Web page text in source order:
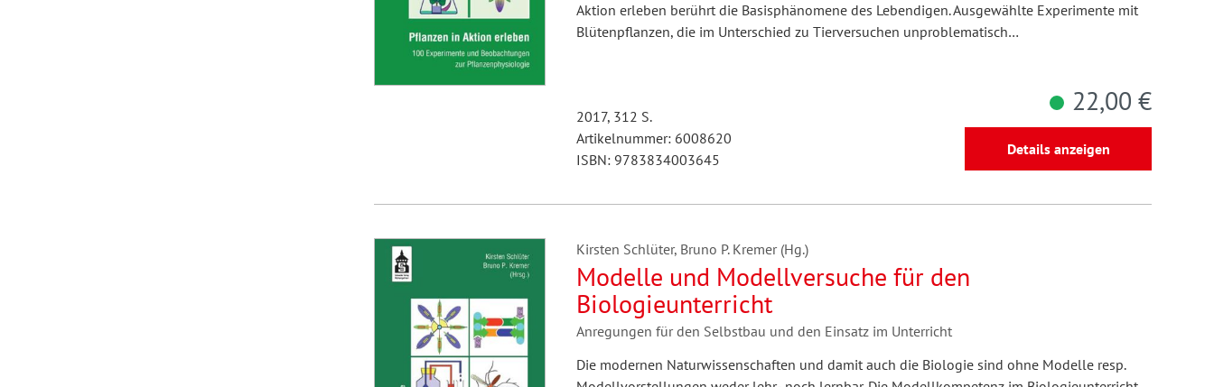
Aktion erleben berührt die Basisphänomene des Lebendigen. Ausgewählte Experimente mit
Blütenpflanzen, die im Unterschied zu Tierversuchen unproblematisch…
2017, 312 S.
Artikelnummer: 6008620
ISBN: 9783834003645
22,00 €
Details anzeigen
Kirsten Schlüter, Bruno P. Kremer (Hg.)
Modelle und Modellversuche für den
Biologieunterricht
Anregungen für den Selbstbau und den Einsatz im Unterricht
Die modernen Naturwissenschaften und damit auch die Biologie sind ohne Modelle resp.